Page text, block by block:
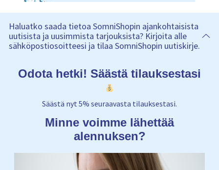
Haluatko saada tietoa SomniShopin ajankohtaisista
uutisista ja uusimmista tarjouksista? Kirjoita alle
sähköpostiosoitteesi ja tilaa SomniShopin uutiskirje.
Odota hetki! Säästä tilauksestasi
Säästä nyt 5% seuraavasta tilauksestasi.
Minne voimme lähettää
alennuksen?